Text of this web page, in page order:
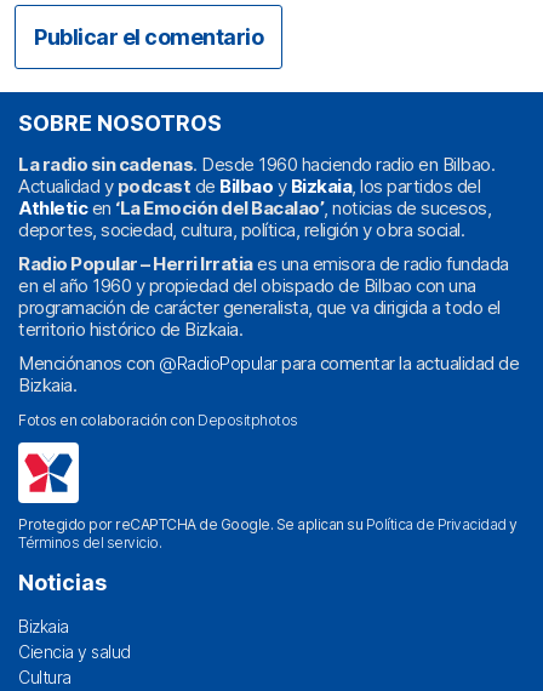
SOBRE NOSOTROS
La radio sin cadenas. Desde 1960 haciendo radio en Bilbao.
Actualidad y podcast de Bilbao y Bizkaia, los partidos del
Athleticen ‘La Emoción del Bacalao’, noticias de sucesos,
deportes, sociedad, cultura, política, religión y obra social.
Radio Popular – Herri Irratiaes una emisora de radio fundada
en el año 1960 y propiedad del obispado de Bilbao con una
programación de carácter generalista, que va dirigida a todo el
territorio histórico de Bizkaia.
Menciónanos con @RadioPopularpara comentar la actualidad de
Bizkaia.
Fotos en colaboración con Depositphotos
Protegido por reCAPTCHA de Google. Se aplican su Política de Privacidad y
Términos del servicio.
Noticias
Bizkaia
Ciencia y salud
Cultura